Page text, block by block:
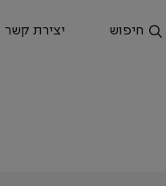
חיפוש יצירת קשר